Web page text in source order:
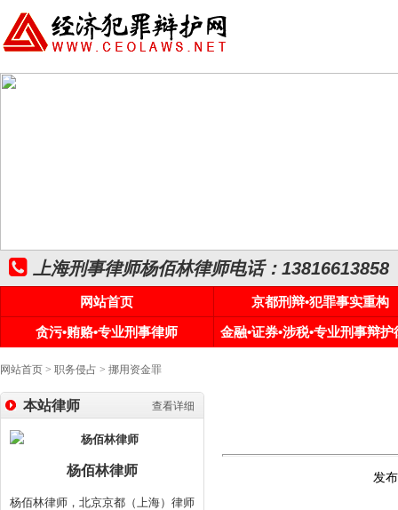
上海刑事律师杨佰林律师电话：13816613858
网站首页
京都刑辩•犯罪事实重构
贪污•贿赂•专业刑事律师
金融•证券•涉税•专业刑事辩护
网站首页 > 职务侵占 > 挪用资金罪
查看详细
本站律师
杨佰林律师
杨佰林律师，北京京都（上海）律师
发